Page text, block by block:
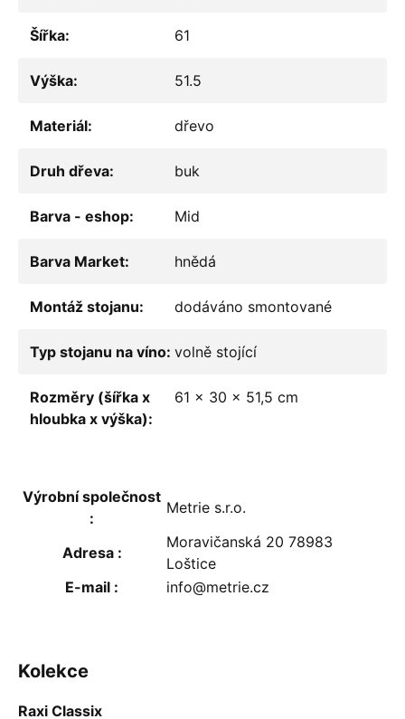
Šířka: 61
Výška: 51.5
Materiál: dřevo
Druh dřeva: buk
Barva - eshop: Mid
Barva Market: hnědá
Montáž stojanu: dodáváno smontované
Typ stojanu na víno: volně stojící
Rozměry (šířka x
hloubka x výška):
61 x 30 x 51,5 cm
Výrobní společnost
:
Metrie s.r.o.
Adresa :
Moravičanská 20 78983
Loštice
E-mail : info@metrie.cz
ZÁPATÍ
Kolekce
Raxi Classix